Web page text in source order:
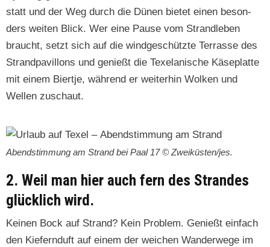
statt und der Weg durch die Dünen bietet einen beson­
ders weit­en Blick. Wer eine Pause vom Stran­dleben
braucht, set­zt sich auf die windgeschützte Ter­rasse des
Strand­pavil­lons und genießt die Tex­e­lanis­che Käse­plat­te
mit einem Biert­je, während er weit­er­hin Wolken und
Wellen zuschaut.
Abend­stim­mung am Strand bei Paal 17 © Zweiküsten/jes.
2. Weil man hier auch fern des Strandes
glücklich wird.
Keinen Bock auf Strand? Kein Prob­lem. Genießt ein­fach
den Kiefer­n­duft auf einem der weichen Wan­der­wege im